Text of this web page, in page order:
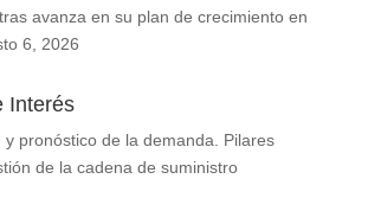
avanza en su plan de crecimiento en
6, 2026
Interés
y pronóstico de la demanda. Pilares
de la cadena de suministro